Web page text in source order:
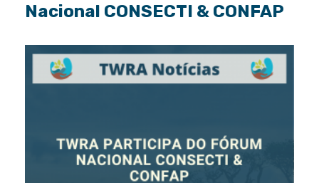
Nacional CONSECTI & CONFAP